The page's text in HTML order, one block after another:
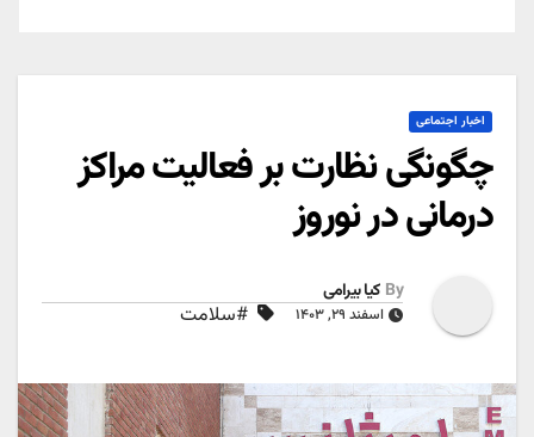
اخبار اجتماعی
چگونگی نظارت بر فعالیت مراکز
درمانی در نوروز
By کیا بیرامی
اسفند ۲۹, ۱۴۰۳ #سلامت